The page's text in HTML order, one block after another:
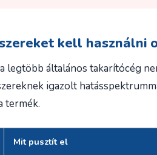
kell használni
legtöbb általános takarítócég
igazolt
termék.
Mit pusztít el